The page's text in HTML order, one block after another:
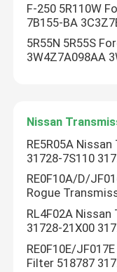
Contacte-nos
Filtro da
Filtro da
F-250 5R110W
7B155-BA
5R55N 5R55S
3W4Z7A098AA
Nissan
RE5R05A
31728-7S110
RE0F10A/D/
Rogue
RL4F02A
31728-21X00
RE0F10E/
Filter 518787